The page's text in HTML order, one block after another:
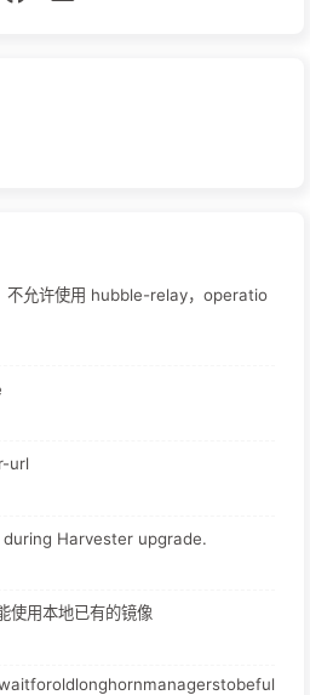
不允许使用 hubble-relay，operatio
url
Harvester upgrade.
使用本地已有的镜像